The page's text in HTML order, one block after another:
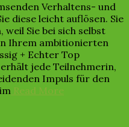
Verhaltens- und
diese leicht auflösen. Sie
Sie bei sich selbst
Ihrem ambitionierten
+ Echter Top
jede Teilnehmerin,
Impuls für den
Read More